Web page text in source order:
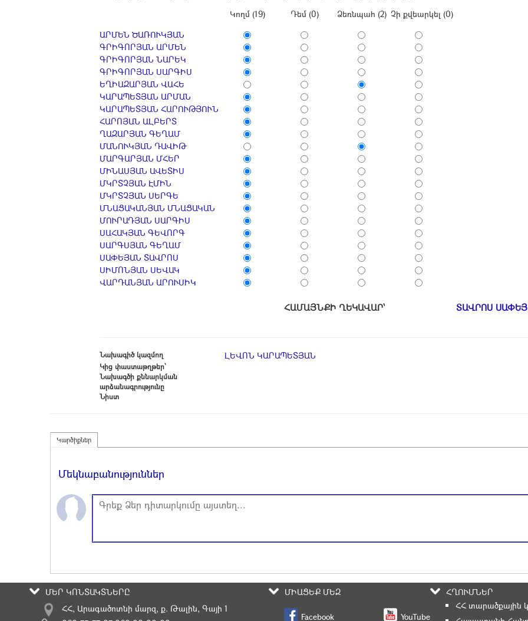
Կողմ (19) Դեմ (0) Ձեռնպահ (2) Չի քվեարկել (0)
ԱՐՄԵՆ ԾԱՌՈՒԿՅԱՆ
ԳՐԻԳՈՐՅԱՆ ԱՐՄԵՆ
ԳՐԻԳՈՐՅԱՆ ՆԱՐԵԿ
ԳՐԻԳՈՐՅԱՆ ՍԱՐԳԻՍ
ԵՂԻԱԶԱՐՅԱՆ ՎԱՀԵ
ԿԱՐԱՊԵՏՅԱՆ ԱՐՄԱՆ
ԿԱՐԱՊԵՏՅԱՆ ՀԱՐՈՒԹՅՈՒՆ
ՀԱՐՈՅԱՆ ԱԼԲԵՐՏ
ՂԱԶԱՐՅԱՆ ԳԵՂԱՄ
ՄԱՆՈՒԿՅԱՆ ԴԱՎԻԹ
ՄԱՐԳԱՐՅԱՆ ՄՀԵՐ
ՄԻՆԱՍՅԱՆ ԱՎԵՏԻՍ
ՄԿՐՏՉՅԱՆ ԷՄԻՆ
ՄԿՐՏՉՅԱՆ ՍԵՐԳԵ
ՄՆԱՑԱԿԱՆՅԱՆ ՄՆԱՑԱԿԱՆ
ՄՈՒՐԱԴՅԱՆ ՍԱՐԳԻՍ
ՍԱՀԱԿՅԱՆ ԳԵՎՈՐԳ
ՍԱՐԳՍՅԱՆ ԳԵՂԱՄ
ՍԱՓԵՅԱՆ ՏԱՎՐՈՍ
ՍԻՄՈՆՅԱՆ ՍԵՎԱԿ
ՎԱՐԴԱՆՅԱՆ ԱՐՈՒՍԻԿ
ՀԱՄԱՅՆՔԻ ՂԵԿԱՎԱՐ՝ ՏԱՎՐՈՍ
Նախագիծ կազմող ԼԵՎՈՆ ԿԱՐԱՊԵՏՅԱՆ
Կից փաստաթղթեր՝
Նախագծի քննարկման
արձանագրությունը
Նիստ
Կարծիքներ
Մեկնաբանություններ
ՄԵՐ ԿՈՆՏԱԿՏՆԵՐԸ ՄԻԱՑԵՔ ՄԵԶ
ՀՂՈՒՄՆԵՐ
ՀՀ, Արագածոտնի մարզ, ք. Թալին, Գայի 1
Facebook YouTube
ՀՀ տարածքային